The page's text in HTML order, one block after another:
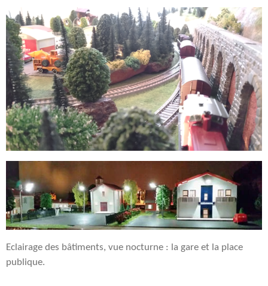
Eclairage des bâtiments, vue nocturne : la gare et la place
publique.